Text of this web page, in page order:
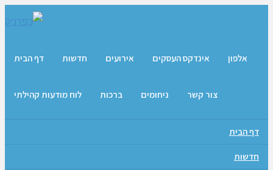
דף הבית חדשות אירועים אינדקס העסקים אלפון
לוח מודעות קהילתי ברכות ניחומים צור קשר
דף הבית
חדשות